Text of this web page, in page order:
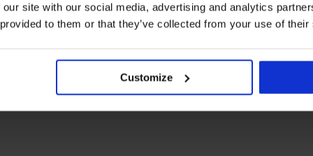
site with our social media, advertising and analytics
to them or that they’ve collected from your use of
Customize
Cotonella
Πιο συχνά επιλεγμένα χρώματα
μαύρο
μπεζ λευκό ροζ